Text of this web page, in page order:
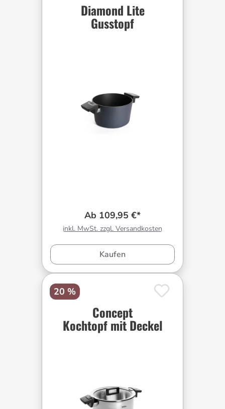
Diamond Lite
Gusstopf
Ab 109,95 €*
inkl. MwSt. zzgl. Versandkosten
Kaufen
20 %
Concept
Kochtopf mit Deckel